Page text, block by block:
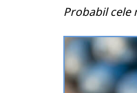
Probabil